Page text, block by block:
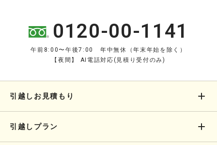
0120-00-1141
午前8:00〜午後7:00 年中無休（年末年始を除く）
【夜間】 AI電話対応(見積り受付のみ)
引越しお見積もり
引越しプラン